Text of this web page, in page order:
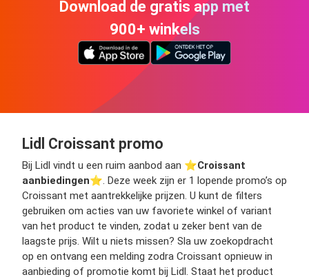
Download de gratis app met
900+ winkels
Lidl Croissant promo
Bij Lidl vindt u een ruim aanbod aan ⭐️Croissant
aanbiedingen⭐️. Deze week zijn er 1 lopende promo’s op
Croissant met aantrekkelijke prijzen. U kunt de filters
gebruiken om acties van uw favoriete winkel of variant
van het product te vinden, zodat u zeker bent van de
laagste prijs. Wilt u niets missen? Sla uw zoekopdracht
op en ontvang een melding zodra Croissant opnieuw in
aanbieding of promotie komt bij Lidl. Staat het product